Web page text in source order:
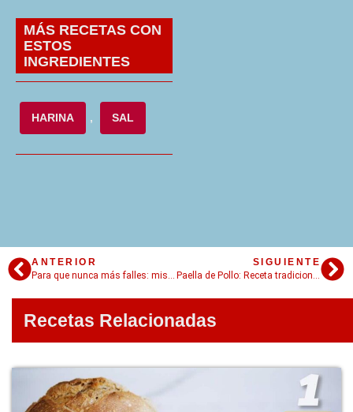
MÁS RECETAS CON
ESTOS
INGREDIENTES
HARINA , SAL
ANTERIOR
Para que nunca más falles: mis secretos para un Arroz Blanco Perfecto (¡y qué hacer con arroz!)
SIGUIENTE
Paella de Pollo: Receta tradicional con trucos, secretos y el socarrat perfecto
Recetas Relacionadas